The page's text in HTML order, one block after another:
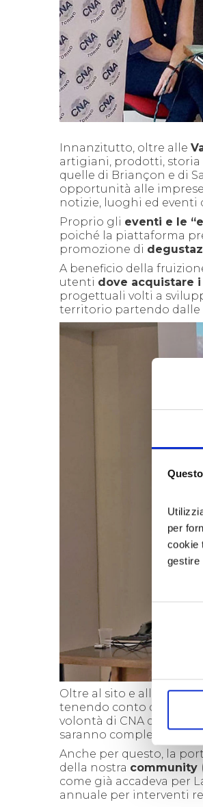
per
cookie
gestire
del
consenso
Innanzitutto, oltre alle
artigiani, prodotti, storia
quelle di Briançon e di
opportunità alle
notizie, luoghi ed eventi
Proprio gli eventi e le
poiché la piattaforma
promozione di
A beneficio della
utenti dove acquistare
progettuali volti a
territorio partendo dalle
Oltre al sito e
tenendo conto della
volontà di CNA di far
saranno complementari
Anche per questo, la
della nostra community
come già accadeva per
annuale per interventi